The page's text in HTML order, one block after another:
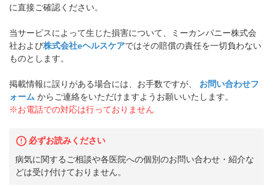
に直接ご確認ください。
当サービスによって生じた損害について、ミーカンパニー株式会
社および株式会社eヘルスケアではその賠償の責任を一切負わない
ものとします。
掲載情報に誤りがある場合には、お手数ですが、
お問い合わせフ
ォーム からご連絡をいただけますようお願いいたします。
※お電話での対応は行っておりません
必ずお読みください
病気に関するご相談や各医院への個別のお問い合わせ・紹介な
どは受け付けておりません。